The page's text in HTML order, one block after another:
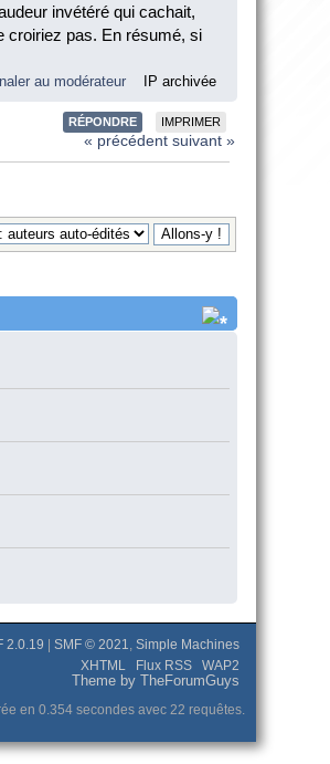
invétéré qui cachait,
croiriez pas. En résumé, si
au modérateur IP archivée
RÉPONDRE IMPRIMER
« précédent suivant »
2.0.19 SMF © 2021, Simple Machines
XHTML
Flux RSS
WAP2
Theme by TheForumGuys
en 0.354 secondes avec 22 requêtes.